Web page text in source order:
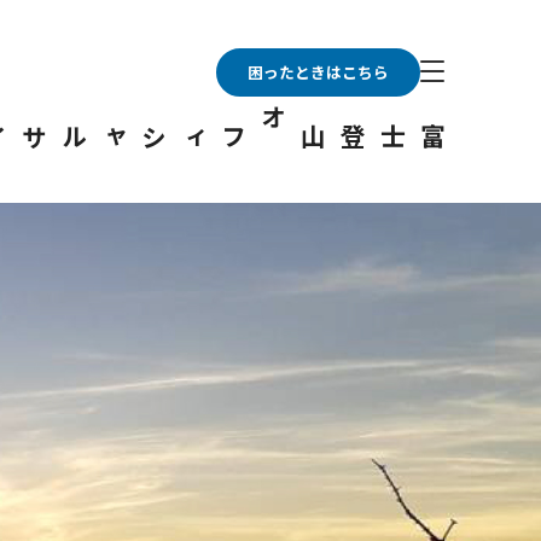
困ったときはこちら
富士登山オフィシャルサイト